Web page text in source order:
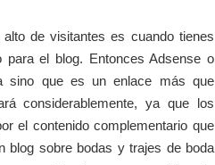
de visitantes es cuando tienes
el blog. Entonces Adsense o
sino que es un enlace más que
considerablemente, ya que los
el contenido complementario que
blog sobre bodas y trajes de boda